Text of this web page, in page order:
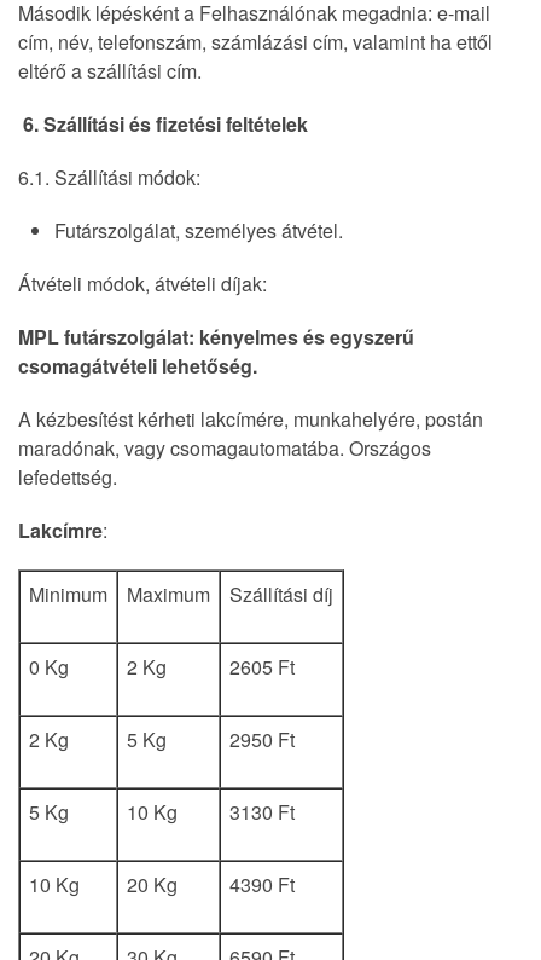
Második lépésként a Felhasználónak megadnia: e-mail
cím, név, telefonszám, számlázási cím, valamint ha ettől
eltérő a szállítási cím.
6. Szállítási és fizetési feltételek
6.1. Szállítási módok:
Futárszolgálat, személyes átvétel.
Átvételi módok, átvételi díjak:
MPL futárszolgálat: kényelmes és egyszerű
csomagátvételi lehetőség.
A kézbesítést kérheti lakcímére, munkahelyére, postán
maradónak, vagy csomagautomatába. Országos
lefedettség.
Lakcímre:
Minimum Maximum Szállítási díj
0 Kg 2 Kg 2605 Ft
2 Kg 5 Kg 2950 Ft
5 Kg 10 Kg 3130 Ft
10 Kg 20 Kg 4390 Ft